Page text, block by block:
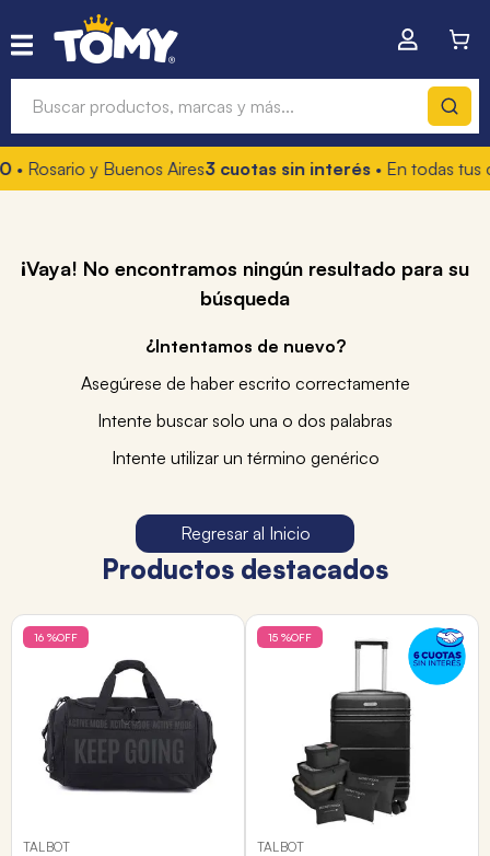
• Rosario y Buenos Aires3 cuotas sin interés• En todas tus
¡Vaya! No encontramos ningún resultado para su
búsqueda
¿Intentamos de nuevo?
Asegúrese de haber escrito correctamente
Intente buscar solo una o dos palabras
Intente utilizar un término genérico
Regresar al Inicio
Productos destacados
16 %OFF
TALBOT
15 %OFF
TALBOT
Términos más buscados
2.
mochilas